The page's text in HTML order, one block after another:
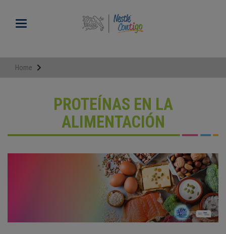
contenidoToggle navigation
Home
PROTEÍNAS EN LA
ALIMENTACIÓN